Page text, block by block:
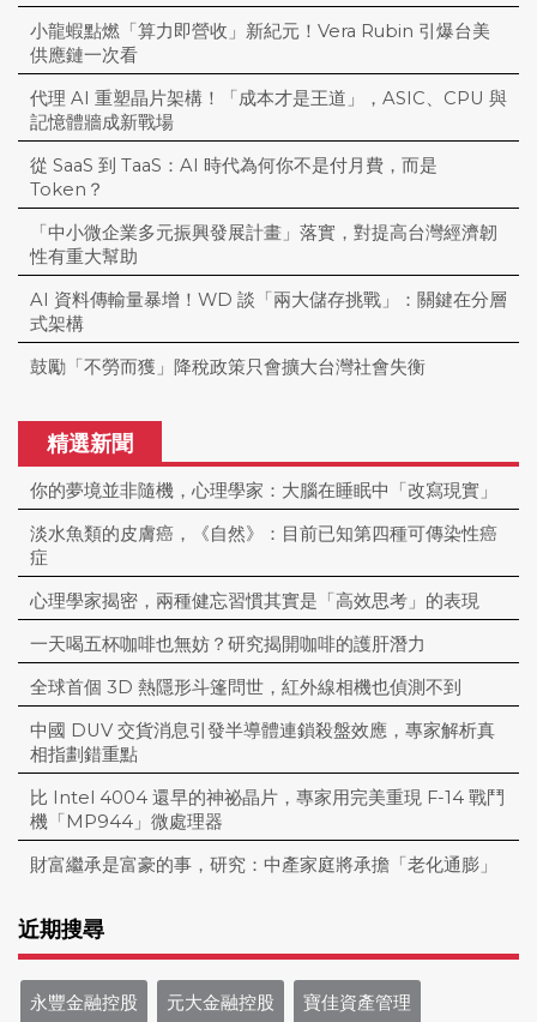
小龍蝦點燃「算力即營收」新紀元！Vera Rubin 引爆台美
供應鏈一次看
代理 AI 重塑晶片架構！「成本才是王道」，ASIC、CPU 與
記憶體牆成新戰場
從 SaaS 到 TaaS：AI 時代為何你不是付月費，而是
Token？
「中小微企業多元振興發展計畫」落實，對提高台灣經濟韌
性有重大幫助
AI 資料傳輸量暴增！WD 談「兩大儲存挑戰」：關鍵在分層
式架構
鼓勵「不勞而獲」降稅政策只會擴大台灣社會失衡
精選新聞
你的夢境並非隨機，心理學家：大腦在睡眠中「改寫現實」
淡水魚類的皮膚癌，《自然》：目前已知第四種可傳染性癌
症
心理學家揭密，兩種健忘習慣其實是「高效思考」的表現
一天喝五杯咖啡也無妨？研究揭開咖啡的護肝潛力
全球首個 3D 熱隱形斗篷問世，紅外線相機也偵測不到
中國 DUV 交貨消息引發半導體連鎖殺盤效應，專家解析真
相指劃錯重點
比 Intel 4004 還早的神祕晶片，專家用完美重現 F-14 戰鬥
機「MP944」微處理器
財富繼承是富豪的事，研究：中產家庭將承擔「老化通膨」
近期搜尋
永豐金融控股 元大金融控股 寶佳資產管理